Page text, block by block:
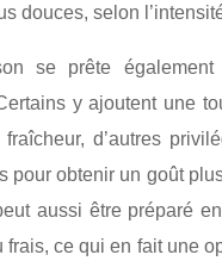
douces, selon
se prête
y ajoutent une
d’autres
pour obtenir un goût
aussi être préparé
frais, ce qui en fait une